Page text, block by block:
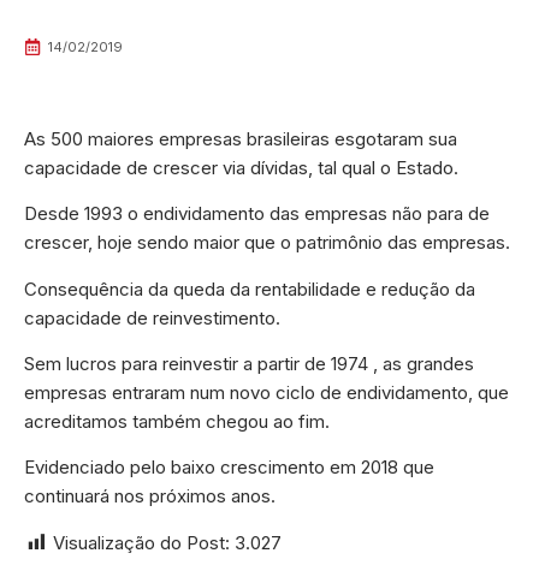
14/02/2019
As 500 maiores empresas brasileiras esgotaram sua
capacidade de crescer via dívidas, tal qual o Estado.
Desde 1993 o endividamento das empresas não para de
crescer, hoje sendo maior que o patrimônio das empresas.
Consequência da queda da rentabilidade e redução da
capacidade de reinvestimento.
Sem lucros para reinvestir a partir de 1974 , as grandes
empresas entraram num novo ciclo de endividamento, que
acreditamos também chegou ao fim.
Evidenciado pelo baixo crescimento em 2018 que
continuará nos próximos anos.
Visualização do Post: 3.027